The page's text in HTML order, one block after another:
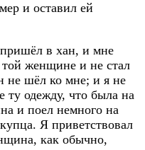
и оставил ей
в хан, и мне
женщине и не стал
не шёл ко мне; и я не
ту одежду, что была на
и поел немного на
Я приветствовал
как обычно,